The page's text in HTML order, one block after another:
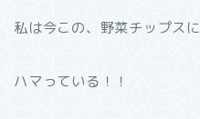
私は今この、野菜チップスに
ハマっている！！